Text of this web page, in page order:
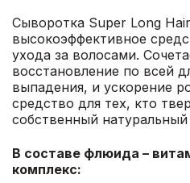
Сыворотка Super Long
высокоэффективное
ухода за волосами.
восстановление по всей
выпадения, и ускорение
средство для тех, кто
собственный
В составе флюида –
комплекс: